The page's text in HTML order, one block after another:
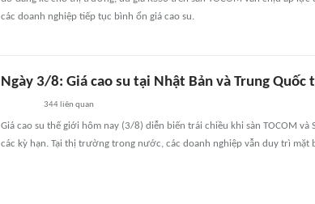
các doanh nghiệp tiếp tục bình ổn giá cao su.
Ngày 3/8: Giá cao su tại Nhật Bản và Trung Quốc
344 liên quan
Giá cao su thế giới hôm nay (3/8) diễn biến trái chiều khi sàn TOCOM và
các kỳ hạn. Tại thị trường trong nước, các doanh nghiệp vẫn duy trì mặt